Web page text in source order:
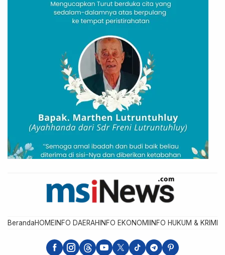
BerandaHOME INFO DAERAH INFO EKONOMI INFO HUKUM &